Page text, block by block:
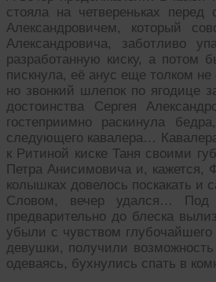
стояла на четвереньках
Александровичем, который
Александровича, заботливо
разработанную киску, а потом
пискнула, её анус еще толком
но звонкий шлепок по ягодице
достоинства Сергея
гостеприимно раскинула
следующего кавалера…
к Ритиной киске Таня своими
Петра Анисимовича и, кажется,
колышках довелось поскакать и
Словом, вечер удался… Под
предварительно до блеска
убыли с чувством
девушки, получили
одеваясь, бухнулись спать в